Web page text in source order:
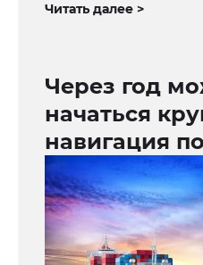
Читать далее >
Через год
начаться
навигация